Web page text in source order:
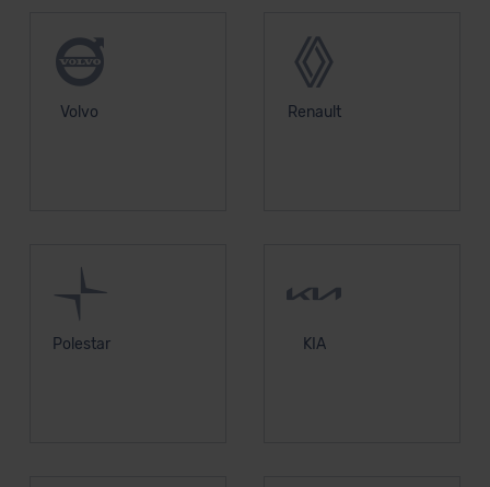
Volvo Renault
Polestar KIA